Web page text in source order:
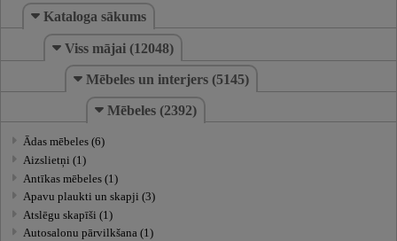
Kataloga sākums
Viss mājai (12048)
Mēbeles un interjers (5145)
Mēbeles (2392)
Ādas mēbeles (6)
Aizslietņi (1)
Antīkas mēbeles (1)
Apavu plaukti un skapji (3)
Atslēgu skapīši (1)
Autosalonu pārvilkšana (1)